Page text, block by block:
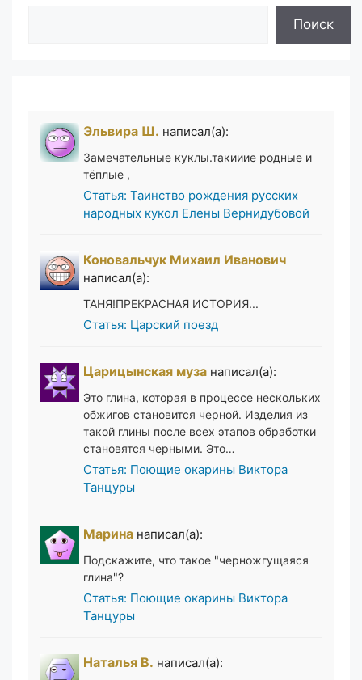
Поиск
Эльвира Ш. написал(а):
Замечательные куклы.такииие родные и
тёплые ,
Статья: Таинство рождения русских
народных кукол Елены Вернидубовой
Коновальчук Михаил Иванович
написал(а):
ТАНЯ!ПРЕКРАСНАЯ ИСТОРИЯ...
Статья: Царский поезд
Царицынская муза написал(а):
Это глина, которая в процессе нескольких
обжигов становится черной. Изделия из
такой глины после всех этапов обработки
становятся черными. Это…
Статья: Поющие окарины Виктора
Танцуры
Марина написал(а):
Подскажите, что такое "черножгущаяся
глина"?
Статья: Поющие окарины Виктора
Танцуры
Наталья В. написал(а):